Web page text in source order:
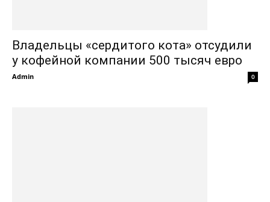
Владельцы «сердитого кота» отсудили
у кофейной компании 500 тысяч евро
Admin 0